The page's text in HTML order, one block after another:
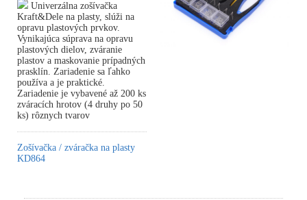
Univerzálna zošívačka
Kraft&Dele na plasty, slúži na
opravu plastových prvkov.
Vynikajúca súprava na opravu
plastových dielov, zváranie
plastov a maskovanie prípadných
prasklín. Zariadenie sa ľahko
používa a je praktické.
Zariadenie je vybavené až 200 ks
zváracích hrotov (4 druhy po 50
ks) rôznych tvarov
Zošívačka / zváračka na plasty
KD864